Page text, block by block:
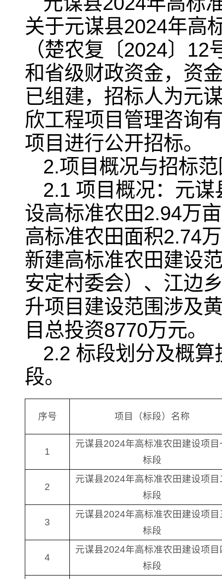
关于元谋县2024年高
（楚农复〔2024〕
和省级财政资金，资
已组建，招标人为元
欣工程项目管理咨询
项目进行公开招标。
2.项目概况与招标
2.1 项目概况：元
设高标准农田2.94万
高标准农田面积2.74
新建高标准农田建设
安定村委会）、江边
升项目建设范围涉及
目总投资8770万元。
2.2 标段划分及概
段。
序号 项目（标段）名称
1
元谋县2024年高标准农田建设项目
标段
2
元谋县2024年高标准农田建设项目
标段
3
元谋县2024年高标准农田建设项目
标段
4
元谋县2024年高标准农田建设项目
标段